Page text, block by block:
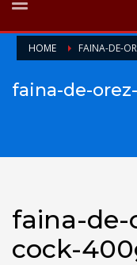
HOME FAINA-DE-
faina-de-
faina-
cock-